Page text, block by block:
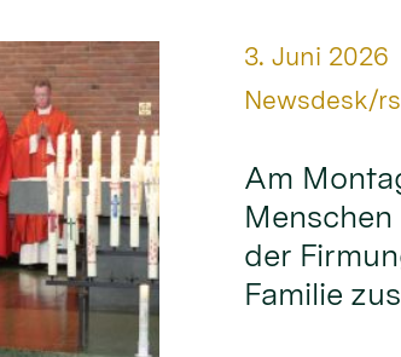
Datum:
3. Juni 2026
Von:
Newsdesk/
Am
der
Familie